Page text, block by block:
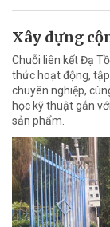
Xây dựng
Chuỗi liên kết Đạ
thức hoạt động,
chuyên nghiệp,
học kỹ thuật gắn
sản phẩm.